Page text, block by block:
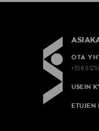
OTA
+358 9
USEIN
ETUJEN